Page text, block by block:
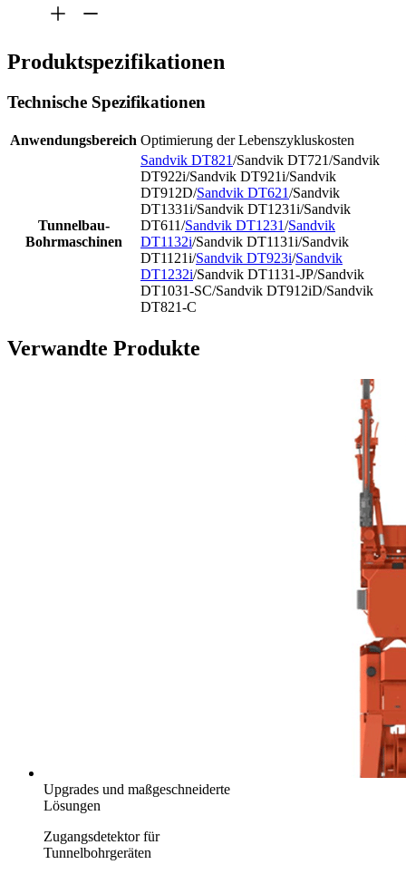
Produktspezifikationen
Technische Spezifikationen
Anwendungsbereich Optimierung der Lebenszykluskosten
Tunnelbau-
Bohrmaschinen
Sandvik DT821/Sandvik DT721/Sandvik
DT922i/Sandvik DT921i/Sandvik
DT912D/Sandvik DT621/Sandvik
DT1331i/Sandvik DT1231i/Sandvik
DT611/Sandvik DT1231/Sandvik
DT1132i/Sandvik DT1131i/Sandvik
DT1121i/Sandvik DT923i/Sandvik
DT1232i/Sandvik DT1131-JP/Sandvik
DT1031-SC/Sandvik DT912iD/Sandvik
DT821-C
Verwandte Produkte
Upgrades und maßgeschneiderte
Lösungen
Zugangsdetektor für
Tunnelbohrgeräten